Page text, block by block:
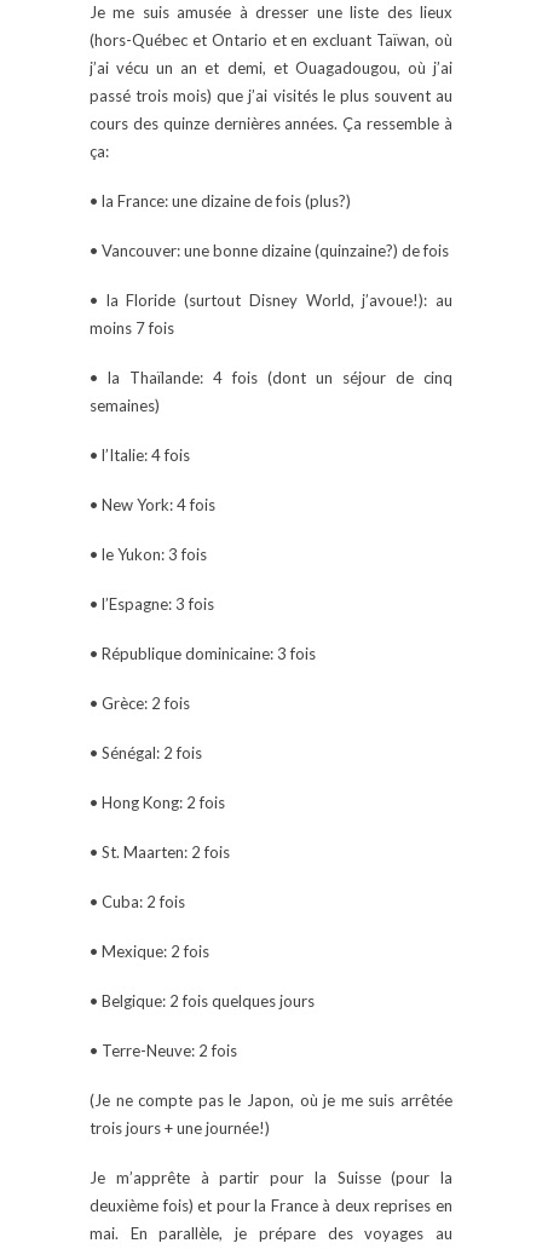
Je me suis amusée à dresser une liste des lieux
(hors-Québec et Ontario et en excluant Taïwan, où
j’ai vécu un an et demi, et Ouagadougou, où j’ai
passé trois mois) que j’ai visités le plus souvent au
cours des quinze dernières années. Ça ressemble à
ça:
• la France: une dizaine de fois (plus?)
• Vancouver: une bonne dizaine (quinzaine?) de fois
• la Floride (surtout Disney World, j’avoue!): au
moins 7 fois
• la Thaïlande: 4 fois (dont un séjour de cinq
semaines)
• l’Italie: 4 fois
• New York: 4 fois
• le Yukon: 3 fois
• l’Espagne: 3 fois
• République dominicaine: 3 fois
• Grèce: 2 fois
• Sénégal: 2 fois
• Hong Kong: 2 fois
• St. Maarten: 2 fois
• Cuba: 2 fois
• Mexique: 2 fois
• Belgique: 2 fois quelques jours
• Terre-Neuve: 2 fois
(Je ne compte pas le Japon, où je me suis arrêtée
trois jours + une journée!)
Je m’apprête à partir pour la Suisse (pour la
deuxième fois) et pour la France à deux reprises en
mai. En parallèle, je prépare des voyages au